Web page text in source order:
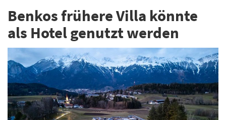
Benkos frühere Villa könnte
als Hotel genutzt werden